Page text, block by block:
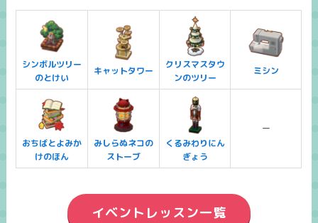
シンボルツリー
のとけい
キャットタワー
クリスマスタウ
ンのツリー
ミシン
おちばとよみか
けのほん
みしらぬネコの
ストーブ
くるみわりにん
ぎょう
ー
イベントレッスン一覧